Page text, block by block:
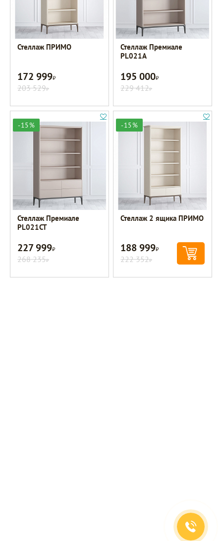
Стеллаж ПРИМО
172 999Р
203 529Р
Стеллаж Премиале
PL021A
195 000Р
229 412Р
-15%
Стеллаж Премиале
PL021CT
227 999Р
268 235Р
-15%
Стеллаж 2 ящика ПРИМО
188 999Р
222 352Р